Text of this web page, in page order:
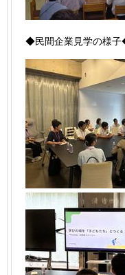
◆民間企業見学の様